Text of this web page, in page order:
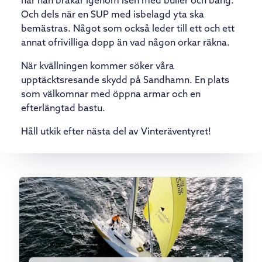
Och dels när en SUP med isbelagd yta ska
bemästras. Något som också leder till ett och ett
annat ofrivilliga dopp än vad någon orkar räkna.
När kvällningen kommer söker våra
upptäcktsresande skydd på Sandhamn. En plats
som välkomnar med öppna armar och en
efterlängtad bastu.
Håll utkik efter nästa del av Vinteräventyret!